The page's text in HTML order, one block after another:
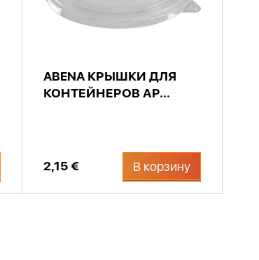
ABENA КРЫШКИ ДЛЯ
КОНТЕЙНЕРОВ АР...
2,15 € В корзину